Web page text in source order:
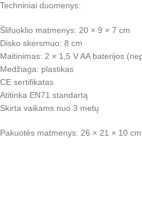
Techniniai duomenys:
Šlifuoklio matmenys: 20 × 9 × 7 cm
Disko skersmuo: 8 cm
Maitinimas: 2 × 1,5 V AA baterijos
Medžiaga: plastikas
CE sertifikatas
Atitinka EN71 standartą
Skirta vaikams nuo 3 metų
Pakuotės matmenys: 26 × 21 × 10 cm